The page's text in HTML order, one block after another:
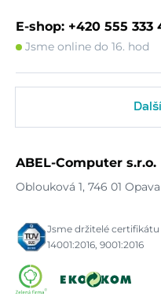
E-shop: +420 555 333
Jsme online do 16. hod
ABEL-Computer s.r.o.
Oblouková 1, 746 01 Opava
Jsme držitelé certifikátu
14001:2016, 9001:2016